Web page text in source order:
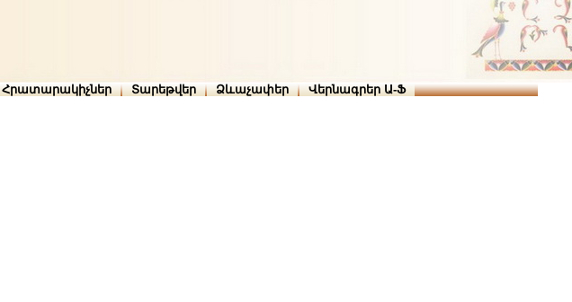
Հրատարակիչներ Տարեթվեր Ձևաչափեր Վերնագրեր Ա-Ֆ